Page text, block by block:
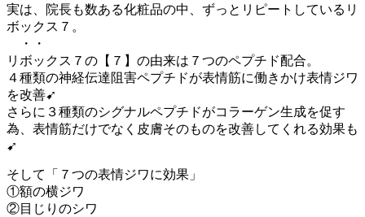
実は、院長も数ある化粧品の中、ずっとリピートしているリ
ボックス７。
・・
リボックス７の【７】の由来は７つのペプチド配合。
４種類の神経伝達阻害ペプチドが表情筋に働きかけ表情ジワ
を改善➹
さらに３種類のシグナルペプチドがコラーゲン生成を促す
為、表情筋だけでなく皮膚そのものを改善してくれる効果も
➹
そして「７つの表情ジワに効果」
①額の横ジワ
②目じりのシワ